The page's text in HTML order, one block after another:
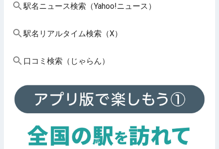
駅名ニュース検索（Yahoo!ニュース）
駅名リアルタイム検索（X）
口コミ検索（じゃらん）